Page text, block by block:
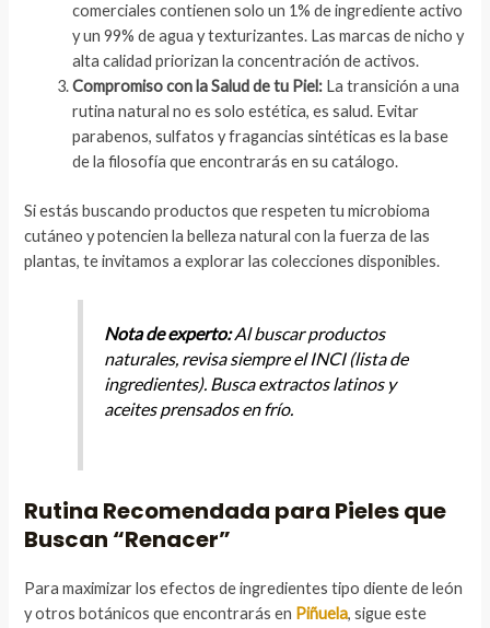
comerciales contienen solo un 1% de ingrediente activo
y un 99% de agua y texturizantes. Las marcas de nicho y
alta calidad priorizan la concentración de activos.
Compromiso con la Salud de tu Piel: La transición a una
rutina natural no es solo estética, es salud. Evitar
parabenos, sulfatos y fragancias sintéticas es la base
de la filosofía que encontrarás en su catálogo.
Si estás buscando productos que respeten tu microbioma
cutáneo y potencien la belleza natural con la fuerza de las
plantas, te invitamos a explorar las colecciones disponibles.
Nota de experto:Al buscar productos
naturales, revisa siempre el INCI (lista de
ingredientes). Busca extractos latinos y
aceites prensados en frío.
Rutina Recomendada para Pieles que
Buscan “Renacer”
Para maximizar los efectos de ingredientes tipo diente de león
y otros botánicos que encontrarás en Piñuela, sigue este